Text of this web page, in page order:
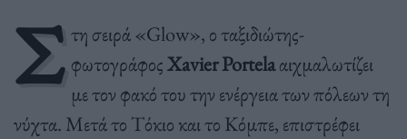
Σ τη σειρά «Glow», ο ταξιδιώτης-
φωτογράφοςXavier Portelaαιχμαλωτίζει
με τον φακό του την ενέργεια των πόλεων τη
νύχτα. Μετά το Τόκιο και το Κόμπε, επιστρέφει